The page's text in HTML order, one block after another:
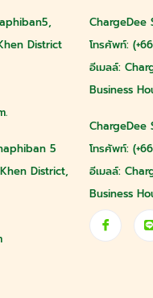
District
.
5
District,
ChargeDee
โทรศัพท์:
อีเมลล์:
Business
ChargeDee
โทรศัพท์:
อีเมลล์:
Business